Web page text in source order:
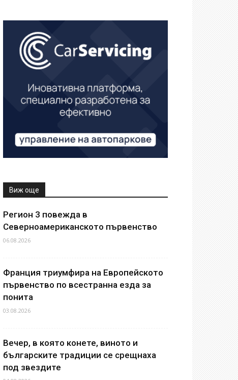
Виж още
Регион 3 повежда в
Северноамериканското първенство
06.08.2026
Франция триумфира на Европейското
първенство по всестранна езда за
понита
03.08.2026
Вечер, в която конете, виното и
българските традиции се срещнаха
под звездите